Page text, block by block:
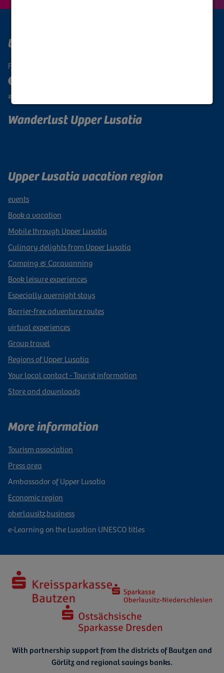
Upper Lusatia Digital
Follow the Oberlausitz
#oberlausitzunique
Wanderlust Upper Lusatia
Upper Lusatia vacation region
events
Book a vacation
Mobile through Upper Lusatia
Culinary delights from Upper Lusatia
Camping & Caravanning
Book leisure experiences
Especially overnight stays
Barrier-free adventure routes
virtual experiences
Group travel
Regions of Upper Lusatia
Your local contact - Tourist information
Store and downloads
More information
Tourism association
Press area
Ambassador of Upper Lusatia
Economic region
oberlausitz.business
e-Learning on the Lusatian UNESCO titles
With partnership support from the districts of Bautzen and
Görlitzand regional savings banks.